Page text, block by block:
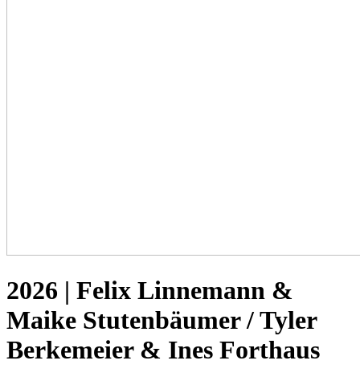
2026 | Felix Linnemann &
Maike Stutenbäumer / Tyler
Berkemeier & Ines Forthaus